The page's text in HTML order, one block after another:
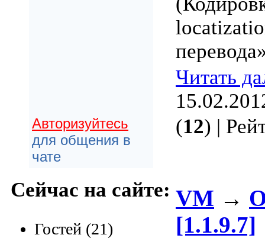
Авторизуйтесь
для общения в
чате
Сейчас на сайте:
Гостей (21)
Читать
(12) |
VM →
[1.1.9.7]